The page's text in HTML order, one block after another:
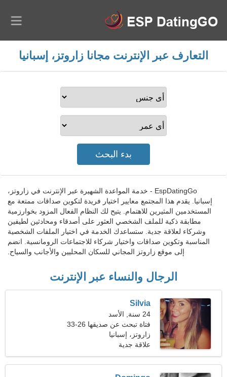
التعارف عبر الإنترنت مجانا زاروتز، إسبانيا
EspDatingGo - خدمة المواعدة الشهيرة عبر الإنترنت في زاروتز،
إسبانيا. يقدم هذا المجتمع معايير اختيار فريدة لتكوين صداقات ممتعة مع
المستخدمين المثيرين للاهتمام. يتيح لك النظام الفعال المزود بخوارزمية
مطابقة ذكية للملف الشخصي العثور على أصدقاء ومحادثين لطيفين
وشركاء لعلاقة جدية. ستساعدك الخدمة في اختيار الملفات الشخصية
المناسبة وتكوين صداقات واختيار شركاء للاجتماعات الرومانسية. انضم
إلى موقع زاروتز المجاني للسكان المحليين والأجانب والسياح.
الرجال والنساء عبر الإنترنت
Silvia
24 سنة, الأسد
فتاة تبحث عن صديقها 26-33
زاروتز، إسبانيا
علاقة جدية